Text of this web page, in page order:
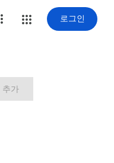
로그인
가